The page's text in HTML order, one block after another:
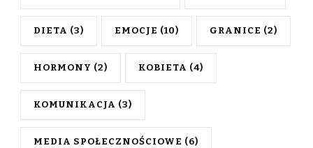
DIETA (3) EMOCJE (10) GRANICE (2)
HORMONY (2) KOBIETA (4)
KOMUNIKACJA (3)
MEDIA SPOŁECZNOŚCIOWE (6)